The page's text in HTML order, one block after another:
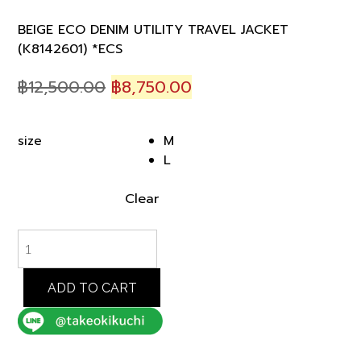
BEIGE ECO DENIM UTILITY TRAVEL JACKET
(K8142601) *ECS
฿12,500.00 Original
฿12,500.00.
฿8,750.00
size
M
L
Clear
ECO
DENIM
UTILITY
TRAVEL
JACKET
(K8142601)
ADD TO CART